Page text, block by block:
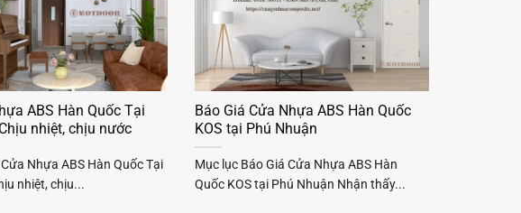
ABS Hàn Quốc Tại
nhiệt, chịu nước
Nhựa ABS Hàn Quốc Tại
nhiệt, chịu...
Báo Giá Cửa Nhựa ABS Hàn Quốc
KOS tại Phú Nhuận
Mục lục Báo Giá Cửa Nhựa ABS Hàn
Quốc KOS tại Phú Nhuận Nhận thấy...